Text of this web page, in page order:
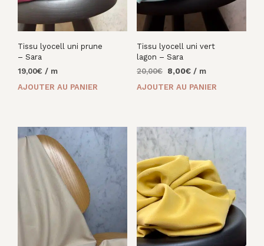
Tissu lyocell uni prune
– Sara
19,00€ / m
AJOUTER AU PANIER
Tissu lyocell uni vert
lagon – Sara
20,00€
Le
8,00€Le/ m
AJOUTER AU PANIER